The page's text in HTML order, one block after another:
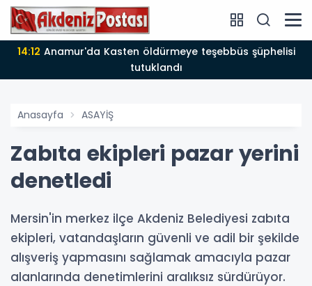
14:12
tutuklandı
Anasayfa ASAYİŞ
Zabıta ekipleri pazar yerini
denetledi
Mersin'in merkez ilçe Akdeniz Belediyesi zabıta
ekipleri, vatandaşların güvenli ve adil bir şekilde
alışveriş yapmasını sağlamak amacıyla pazar
alanlarında denetimlerini aralıksız sürdürüyor.